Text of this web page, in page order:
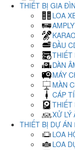
THIẾT BỊ GIA
LOA
ĐẦU
THIẾT
DÀN
MÁY
MÀN
CÁP
THIẾT
XỬ LÝ
THIẾT BỊ DỰ ÁN
LOA
LOA